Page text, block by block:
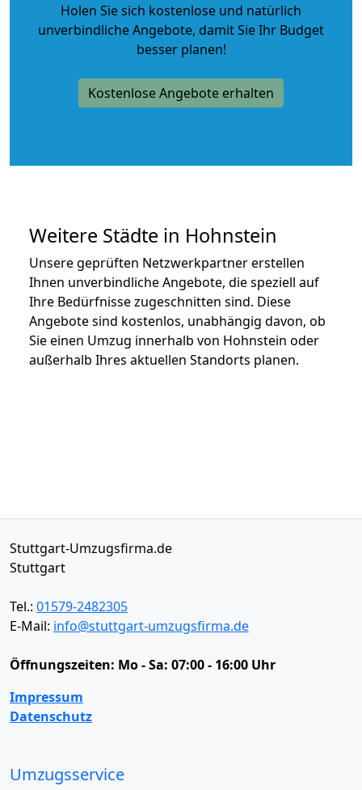
Holen Sie sich kostenlose und natürlich
unverbindliche Angebote, damit Sie Ihr Budget
besser planen!
Kostenlose Angebote erhalten
Weitere Städte in Hohnstein
Unsere geprüften Netzwerkpartner erstellen
Ihnen unverbindliche Angebote, die speziell auf
Ihre Bedürfnisse zugeschnitten sind. Diese
Angebote sind kostenlos, unabhängig davon, ob
Sie einen Umzug innerhalb von Hohnstein oder
außerhalb Ihres aktuellen Standorts planen.
Stuttgart-Umzugsfirma.de
Stuttgart
Tel.: 01579-2482305
E-Mail: info@stuttgart-umzugsfirma.de
Öffnungszeiten: Mo - Sa: 07:00 - 16:00 Uhr
Impressum
Datenschutz
Umzugsservice